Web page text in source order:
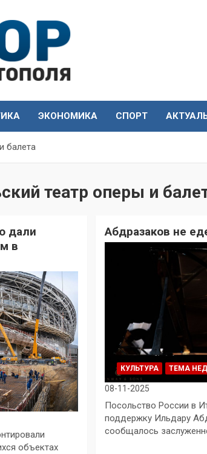
ЭКОНОМИКА СПОРТ
балета
театр оперы и
дали
в
объектах
Абдразаков не
КУЛЬТУРА ТЕМА
08-11-2025
Посольство России в
поддержку Ильдару
сообщалось